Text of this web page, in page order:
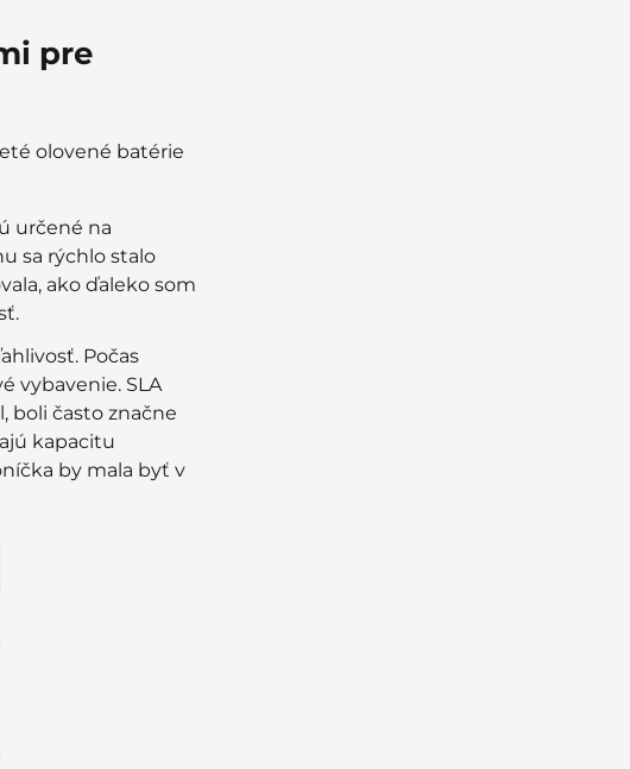
pre
olovené batérie
určené na
sa rýchlo stalo
ako ďaleko som
Počas
vybavenie. SLA
boli často značne
kapacitu
by mala byť v